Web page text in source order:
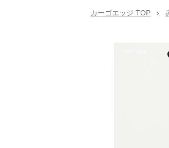
カーゴエッジ TOP ›